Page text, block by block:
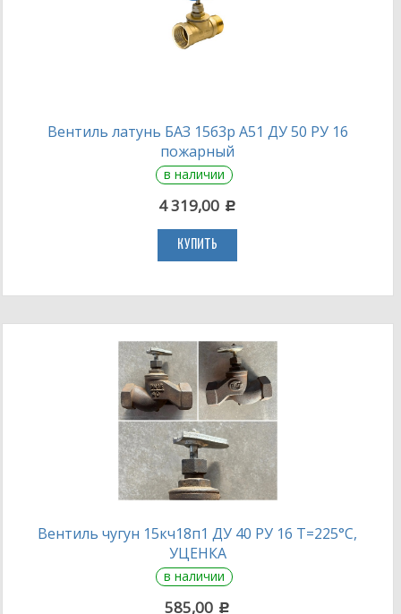
Вентиль латунь БАЗ 15б3р А51 ДУ 50 РУ 16
пожарный
в наличии
4 319,00 c
КУПИТЬ
Вентиль чугун 15кч18п1 ДУ 40 РУ 16 Т=225°С,
УЦЕНКА
в наличии
585,00 c